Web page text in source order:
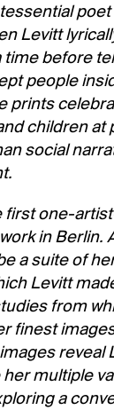
Levitt
time before
people
prints
children at
social
first one-
in Berlin.
a suite of
Levitt
from
finest
reveal
multiple
a